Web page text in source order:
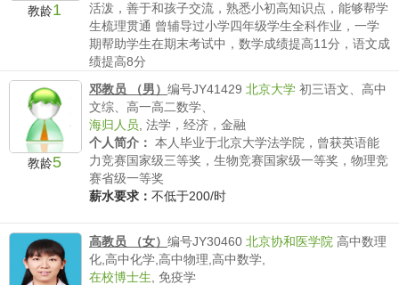
教龄1
活泼，善于和孩子交流，熟悉小初高知识点，能够帮学
生梳理贯通 曾辅导过小学四年级学生全科作业，一学
期帮助学生在期末考试中，数学成绩提高11分，语文成
绩提高8分
教龄5
邓教员 （男） 编号JY41429 北京大学 初三语文、高中
文综、高一高二数学、
海归人员 法学，经济，金融
个人简介： 本人毕业于北京大学法学院，曾获英语能
力竞赛国家级三等奖，生物竞赛国家级一等奖，物理竞
赛省级一等奖
薪水要求： 不低于200/时
高教员 （女） 编号JY30460 北京协和医学院 高中数理
化,高中化学,高中物理,高中数学,
在校博士生 免疫学